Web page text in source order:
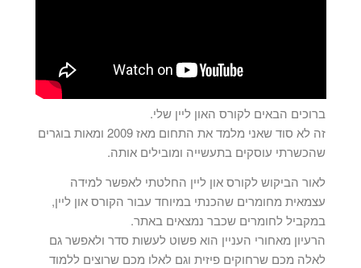
ברוכים הבאים לקורס האון ליין שלי.
זה לא סוד שאני מלמד את התחום מאז 2009 ומאות בוגרים
שהכשרתי עוסקים בתעשייה ומובילים אותה.
לאור הביקוש לקורס און ליין החלטתי לאפשר למידה
עצמאית מחומרים שהכנתי במיוחד עבור הקורס און ליין,
במקביל לחומרים שכבר נמצאים באתר.
הרעיון מאחורי העניין הוא פשוט לעשות סדר ולאפשר גם
לאלה מכם שרחוקים פיזית וגם לאלו מכם שרוצים ללמוד